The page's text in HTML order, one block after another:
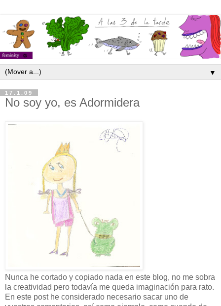
▼
17.1.09
No soy yo, es Adormidera
Nunca he cortado y copiado nada en este blog, no me sobra
la creatividad pero todavía me queda imaginación para rato.
En este post he considerado necesario sacar uno de